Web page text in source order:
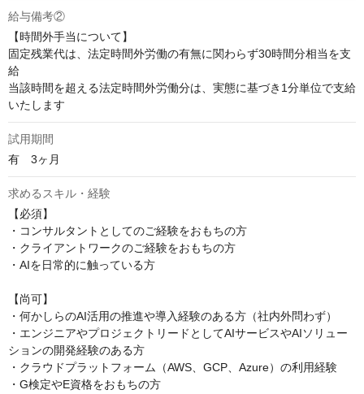
給与備考②
【時間外手当について】
固定残業代は、法定時間外労働の有無に関わらず30時間分相当を支
給
当該時間を超える法定時間外労働分は、実態に基づき1分単位で支給
いたします
試用期間
有　3ヶ月
求めるスキル・経験
【必須】
・コンサルタントとしてのご経験をおもちの方
・クライアントワークのご経験をおもちの方
・AIを日常的に触っている方
【尚可】
・何かしらのAI活用の推進や導入経験のある方（社内外問わず）
・エンジニアやプロジェクトリードとしてAIサービスやAIソリュー
ションの開発経験のある方
・クラウドプラットフォーム（AWS、GCP、Azure）の利用経験
・G検定やE資格をおもちの方